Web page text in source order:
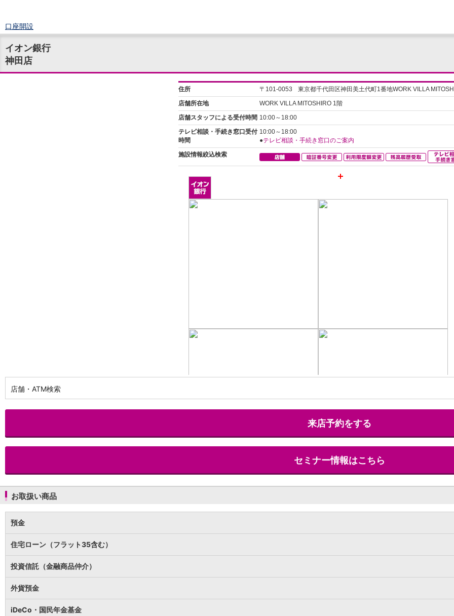
口座開設
ログイン
チャット
メニュー
商品・サービス
新規お借入れの方
お借換えの方
フラット35
リ・バース60
医療保険
がん保険
就業不能保険
認知症保険
海外旅行保険
国内旅行傷害保険
スマホ保険
傷害保険
介護保険
カード
クレジットカード
デビットカード
イオン銀行
神田店
店舗・ATM検索
来店予約をする
セミナー情報はこちら
お取扱い商品
預金
住宅ローン（フラット35含む）
投資信託（金融商品仲介）
外貨預金
iDeCo・国民年金基金